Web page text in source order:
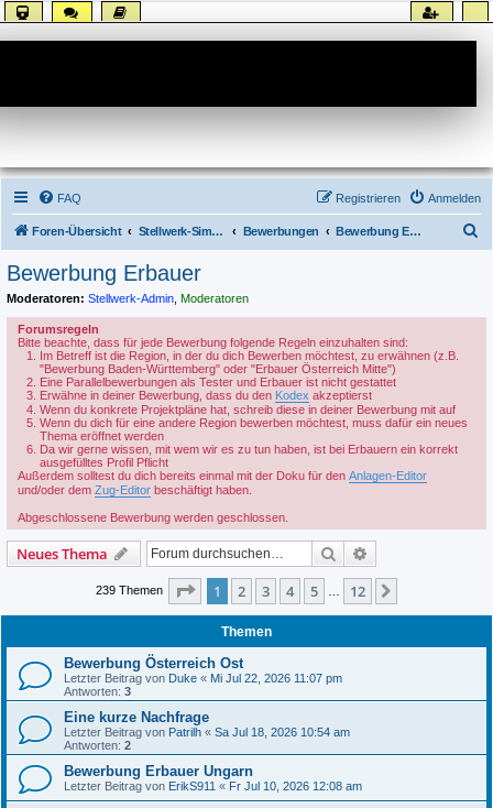
FAQ Anmelden
Registrieren
Foren-Übersicht Stellwerk-Sim allgemein Bewerbungen Bewerbung Erbauer
Bewerbung Erbauer
Moderatoren: Stellwerk-Admin Moderatoren
Forumsregeln
Bitte beachte, dass für jede Bewerbung folgende Regeln einzuhalten sind:
Im Betreff ist die Region, in der du dich Bewerben möchtest, zu erwähnen (z.B.
"Bewerbung Baden-Württemberg" oder "Erbauer Österreich Mitte")
Eine Parallelbewerbungen als Tester und Erbauer ist nicht gestattet
Erwähne in deiner Bewerbung, dass du den Kodex akzeptierst
Wenn du konkrete Projektpläne hat, schreib diese in deiner Bewerbung mit auf
Wenn du dich für eine andere Region bewerben möchtest, muss dafür ein neues
Thema eröffnet werden
Da wir gerne wissen, mit wem wir es zu tun haben, ist bei Erbauern ein korrekt
ausgefülltes Profil Pflicht
Außerdem solltest du dich bereits einmal mit der Doku für den Anlagen-Editor
und/oder dem Zug-Editor beschäftigt haben.
Abgeschlossene Bewerbung werden geschlossen.
Neues Thema Suche
239 Themen Seite 1von 12
1 2 3 4 5 12
Themen
Bewerbung Österreich Ost
Letzter Beitrag von Duke « Mi Jul 22, 2026 11:07 pm
Antworten: 3
Eine kurze Nachfrage
Letzter Beitrag von Patrilh « Sa Jul 18, 2026 10:54 am
Antworten: 2
Bewerbung Erbauer Ungarn
Letzter Beitrag von ErikS911 « Fr Jul 10, 2026 12:08 am